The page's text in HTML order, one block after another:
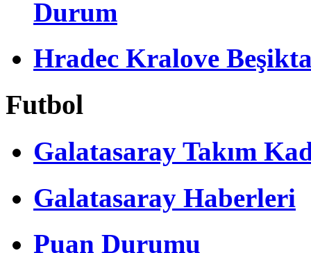
Durum
Hradec Kralove
Futbol
Galatasaray Takım
Galatasaray Haberleri
Puan Durumu